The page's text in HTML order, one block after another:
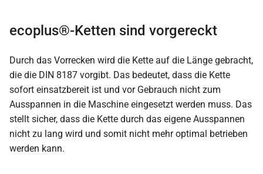
ecoplus®-Ketten sind vorgereckt
Durch das Vorrecken wird die Kette auf die Länge gebracht,
die die DIN 8187 vorgibt. Das bedeutet, dass die Kette
sofort einsatzbereit ist und vor Gebrauch nicht zum
Ausspannen in die Maschine eingesetzt werden muss. Das
stellt sicher, dass die Kette durch das eigene Ausspannen
nicht zu lang wird und somit nicht mehr optimal betrieben
werden kann.